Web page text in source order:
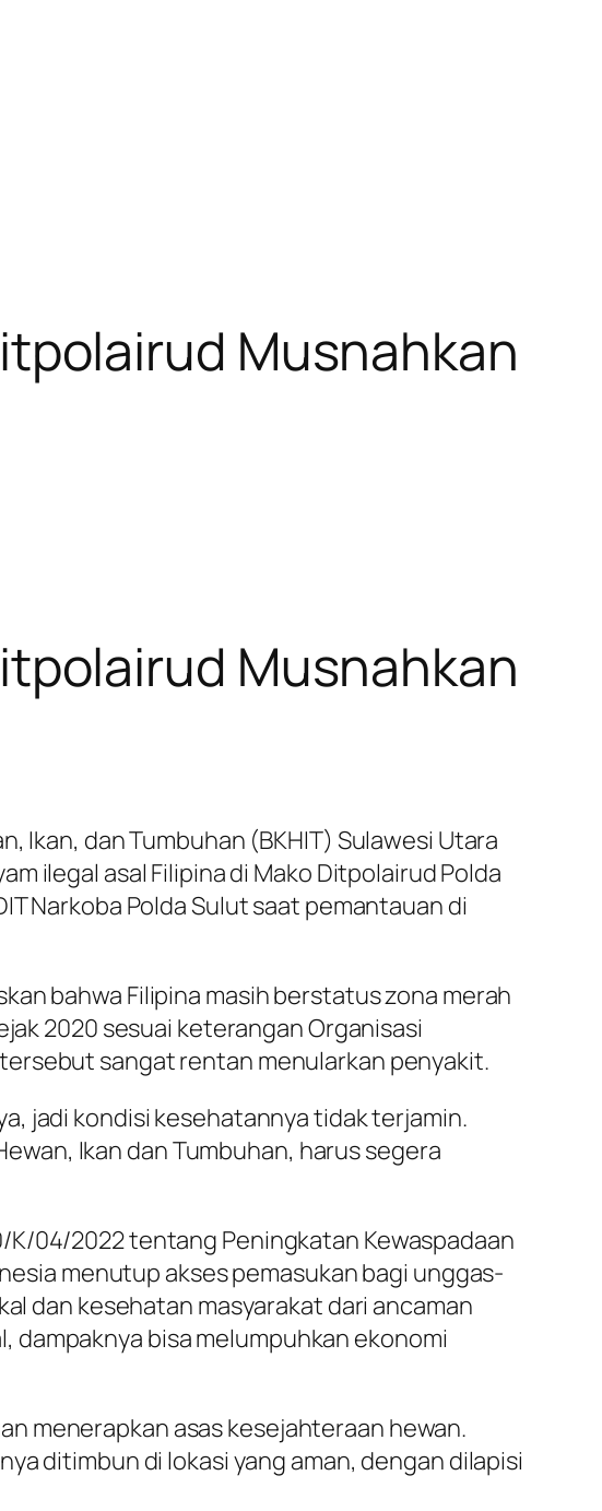
Musnahkan
Musnahkan
Ikan, dan Tumbuhan (BKHIT) Sulawesi Utara
ilegal asal Filipina di Mako Ditpolairud Polda
Narkoba Polda Sulut saat pemantauan di
bahwa Filipina masih berstatus zona merah
2020 sesuai keterangan Organisasi
sangat rentan menularkan penyakit.
jadi kondisi kesehatannya tidak terjamin.
Ikan dan Tumbuhan, harus segera
K/04/2022 tentang Peningkatan Kewaspadaan
menutup akses pemasukan bagi unggas-
dan kesehatan masyarakat dari ancaman
dampaknya bisa melumpuhkan ekonomi
menerapkan asas kesejahteraan hewan.
ditimbun di lokasi yang aman, dengan dilapisi